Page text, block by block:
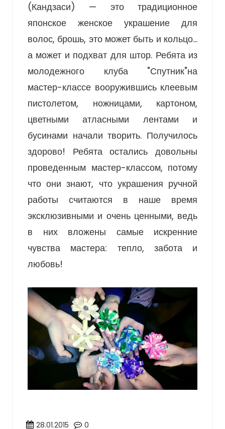
28.01.2015 0
(Кандзаси) — это традиционное
японское женское украшение для
волос, брошь, это может быть и кольцо…
а может и подхват для штор. Ребята из
молодежного клуба "Спутник"на
мастер-классе вооружившись клеевым
пистолетом, ножницами, картоном,
цветными атласными лентами и
бусинами начали творить. Получилось
здорово! Ребята остались довольны
проведенным мастер-классом, потому
что они знают, что украшения ручной
работы считаются в наше время
эксклюзивными и очень ценными, ведь
в них вложены самые искренние
чувства мастера: тепло, забота и
любовь!